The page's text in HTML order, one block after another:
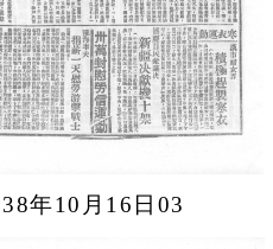
年10月16日03